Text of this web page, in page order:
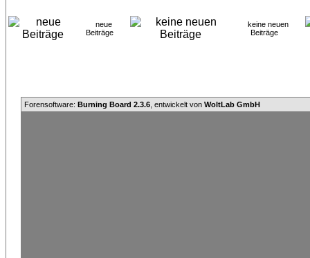
neue
Beiträge
keine neuen
Beiträge
Forensoftware: Burning Board 2.3.6 , entwickelt von WoltLab GmbH